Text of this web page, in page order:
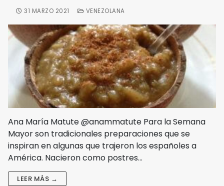
31 MARZO 2021 VENEZOLANA
Ana María Matute @anammatute Para la Semana
Mayor son tradicionales preparaciones que se
inspiran en algunas que trajeron los españoles a
América. Nacieron como postres…
LEER MÁS →